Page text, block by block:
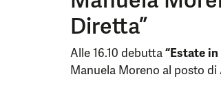
Diretta”
Alle 16.10 debutta“Estate
Manuela Moreno al posto